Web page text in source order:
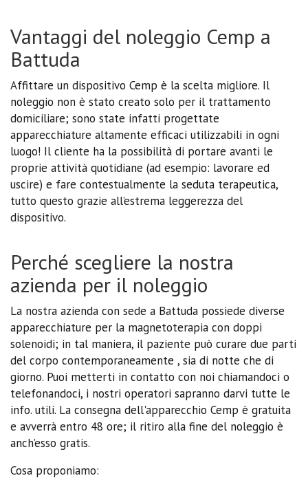
Vantaggi del noleggio Cemp a
Battuda
Affittare un dispositivo Cemp è la scelta migliore. Il
noleggio non è stato creato solo per il trattamento
domiciliare; sono state infatti progettate
apparecchiature altamente efficaci utilizzabili in ogni
luogo! Il cliente ha la possibilità di portare avanti le
proprie attività quotidiane (ad esempio: lavorare ed
uscire) e fare contestualmente la seduta terapeutica,
tutto questo grazie all’estrema leggerezza del
dispositivo.
Perché scegliere la nostra
azienda per il noleggio
La nostra azienda con sede a Battuda possiede diverse
apparecchiature per la magnetoterapia con doppi
solenoidi; in tal maniera, il paziente può curare due parti
del corpo contemporaneamente , sia di notte che di
giorno. Puoi metterti in contatto con noi chiamandoci o
telefonandoci, i nostri operatori sapranno darvi tutte le
info. utili. La consegna dell'apparecchio Cemp è gratuita
e avverrà entro 48 ore; il ritiro alla fine del noleggio è
anch’esso gratis.
Cosa proponiamo: